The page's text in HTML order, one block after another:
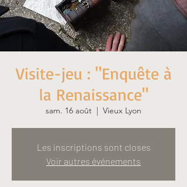
Visite-jeu : "Enquête à
la Renaissance"
sam. 16 août
  |
Vieux Lyon
Les inscriptions sont closes
Voir autres événements